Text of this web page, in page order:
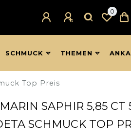
0
SCHMUCK THEMEN
Top Preis
SAPHIR 5,85 CT
SCHMUCK TOP